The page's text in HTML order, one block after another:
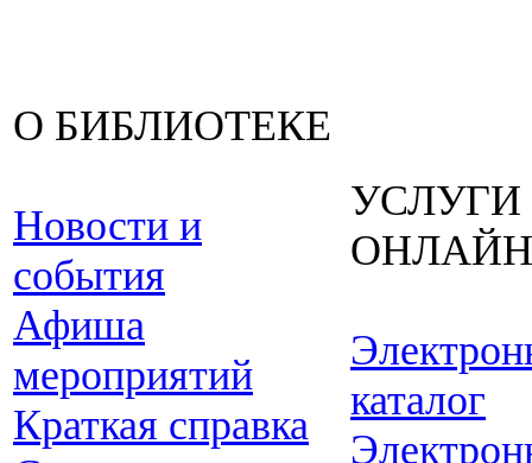
О БИБЛИОТЕКЕ
Новости и
события
Афиша
мероприятий
Краткая справка
УСЛУГИ
ОНЛАЙН
каталог